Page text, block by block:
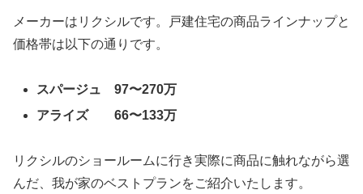
メーカーはリクシルです。戸建住宅の商品ラインナップと
価格帯は以下の通りです。
スパージュ 97〜270万
アライズ 66〜133万
リクシルのショールームに行き実際に商品に触れながら選
んだ、我が家のベストプランをご紹介いたします。